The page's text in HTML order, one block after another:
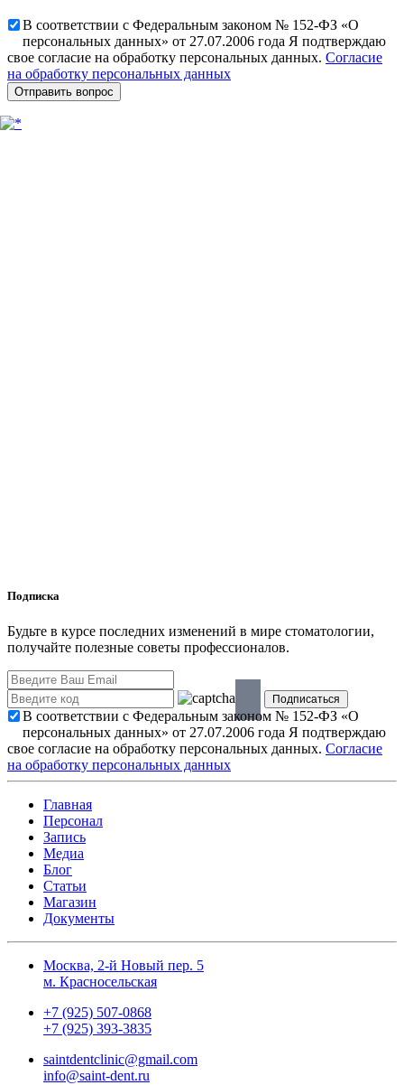
В соответствии с Федеральным законом № 152-ФЗ «О
персональных данных» от 27.07.2006 года Я подтверждаю
свое согласие на обработку персональных данных. Согласие
на обработку персональных данных
Подписка
Будьте в курсе последних изменений в мире стоматологии,
получайте полезные советы профессионалов.
В соответствии с Федеральным законом № 152-ФЗ «О
персональных данных» от 27.07.2006 года Я подтверждаю
свое согласие на обработку персональных данных. Согласие
на обработку персональных данных
Главная
Персонал
Запись
Медиа
Блог
Статьи
Магазин
Документы
Москва, 2-й Новый пер. 5
м. Красносельская
+7 (925) 507-0868
+7 (925) 393-3835
saintdentclinic@gmail.com
info@saint-dent.ru